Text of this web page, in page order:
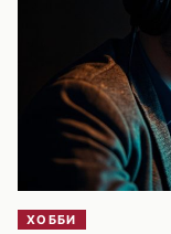
ХОББИ